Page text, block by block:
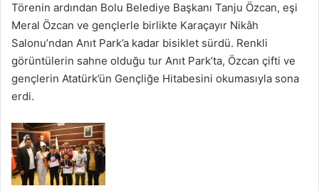
Törenin ardından Bolu Belediye Başkanı Tanju Özcan, eşi
Meral Özcan ve gençlerle birlikte Karaçayır Nikâh
Salonu’ndan Anıt Park’a kadar bisiklet sürdü. Renkli
görüntülerin sahne olduğu tur Anıt Park’ta, Özcan çifti ve
gençlerin Atatürk’ün Gençliğe Hitabesini okumasıyla sona
erdi.